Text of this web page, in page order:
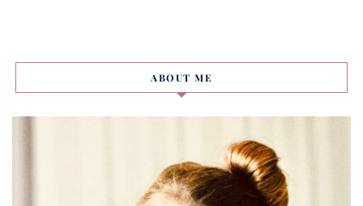
ABOUT ME